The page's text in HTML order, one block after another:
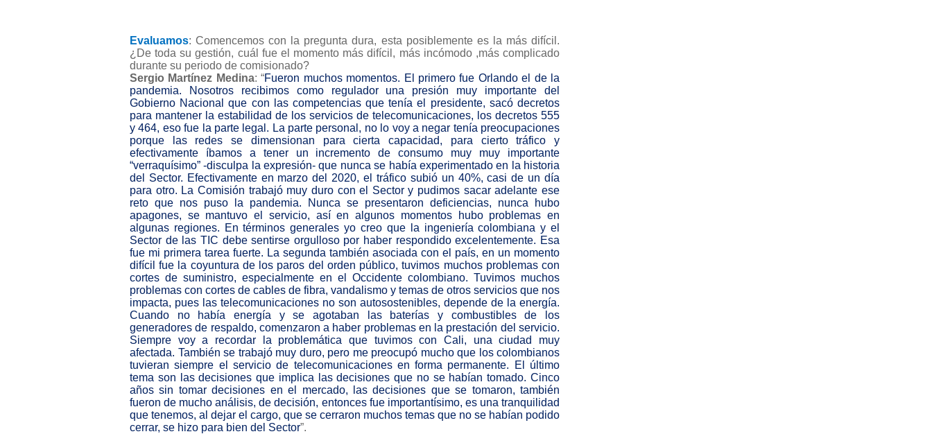
Evaluamos: Comencemos con la pregunta dura, esta posiblemente es la más difícil.
¿De toda su gestión, cuál fue el momento más difícil, más incómodo ,más complicado
durante su periodo de comisionado?
Sergio Martínez Medina: “Fueron muchos momentos. El primero fue Orlando el de la
pandemia. Nosotros recibimos como regulador una presión muy importante del
Gobierno Nacional que con las competencias que tenía el presidente, sacó decretos
para mantener la estabilidad de los servicios de telecomunicaciones, los decretos 555
y 464, eso fue la parte legal. La parte personal, no lo voy a negar tenía preocupaciones
porque las redes se dimensionan para cierta capacidad, para cierto tráfico y
efectivamente íbamos a tener un incremento de consumo muy muy importante
“verraquísimo” -disculpa la expresión- que nunca se había experimentado en la historia
del Sector. Efectivamente en marzo del 2020, el tráfico subió un 40%, casi de un día
para otro. La Comisión trabajó muy duro con el Sector y pudimos sacar adelante ese
reto que nos puso la pandemia. Nunca se presentaron deficiencias, nunca hubo
apagones, se mantuvo el servicio, así en algunos momentos hubo problemas en
algunas regiones. En términos generales yo creo que la ingeniería colombiana y el
Sector de las TIC debe sentirse orgulloso por haber respondido excelentemente. Esa
fue mi primera tarea fuerte. La segunda también asociada con el país, en un momento
difícil fue la coyuntura de los paros del orden público, tuvimos muchos problemas con
cortes de suministro, especialmente en el Occidente colombiano. Tuvimos muchos
problemas con cortes de cables de fibra, vandalismo y temas de otros servicios que nos
impacta, pues las telecomunicaciones no son autosostenibles, depende de la energía.
Cuando no había energía y se agotaban las baterías y combustibles de los
generadores de respaldo, comenzaron a haber problemas en la prestación del servicio.
Siempre voy a recordar la problemática que tuvimos con Cali, una ciudad muy
afectada. También se trabajó muy duro, pero me preocupó mucho que los colombianos
tuvieran siempre el servicio de telecomunicaciones en forma permanente. El último
tema son las decisiones que implica las decisiones que no se habían tomado. Cinco
años sin tomar decisiones en el mercado, las decisiones que se tomaron, también
fueron de mucho análisis, de decisión, entonces fue importantísimo, es una tranquilidad
que tenemos, al dejar el cargo, que se cerraron muchos temas que no se habían podido
cerrar, se hizo para bien del Sector”.